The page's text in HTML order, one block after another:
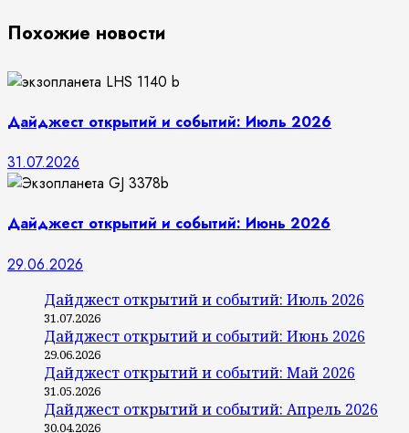
Похожие новости
Дайджест открытий и событий: Июль 2026
31.07.2026
Дайджест открытий и событий: Июнь 2026
29.06.2026
Дайджест открытий и событий: Июль 2026
31.07.2026
Дайджест открытий и событий: Июнь 2026
29.06.2026
Дайджест открытий и событий: Май 2026
31.05.2026
Дайджест открытий и событий: Апрель 2026
30.04.2026